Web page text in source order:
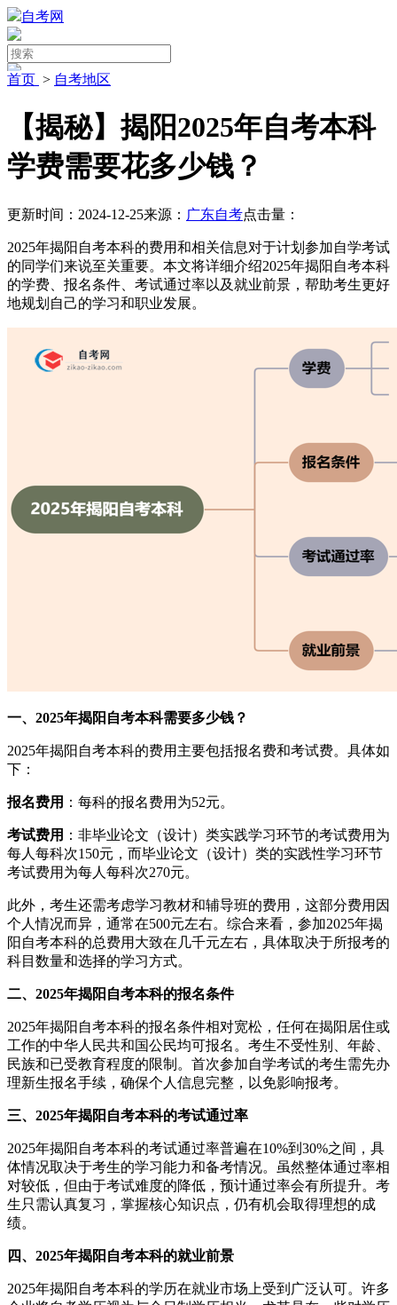
自考网
首页 > 自考地区
【揭秘】揭阳2025年自考本科
学费需要花多少钱？
更新时间：2024-12-25来源： 广东自考点击量：
2025年揭阳自考本科的费用和相关信息对于计划参加自学考试
的同学们来说至关重要。本文将详细介绍2025年揭阳自考本科
的学费、报名条件、考试通过率以及就业前景，帮助考生更好
地规划自己的学习和职业发展。
一、2025年揭阳自考本科需要多少钱？
2025年揭阳自考本科的费用主要包括报名费和考试费。具体如
下：
报名费用 ：每科的报名费用为52元。
考试费用 ：非毕业论文（设计）类实践学习环节的考试费用为
每人每科次150元，而毕业论文（设计）类的实践性学习环节
考试费用为每人每科次270元。
此外，考生还需考虑学习教材和辅导班的费用，这部分费用因
个人情况而异，通常在500元左右。综合来看，参加2025年揭
阳自考本科的总费用大致在几千元左右，具体取决于所报考的
科目数量和选择的学习方式。
二、2025年揭阳自考本科的报名条件
2025年揭阳自考本科的报名条件相对宽松，任何在揭阳居住或
工作的中华人民共和国公民均可报名。考生不受性别、年龄、
民族和已受教育程度的限制。首次参加自学考试的考生需先办
理新生报名手续，确保个人信息完整，以免影响报考。
三、2025年揭阳自考本科的考试通过率
2025年揭阳自考本科的考试通过率普遍在10%到30%之间，具
体情况取决于考生的学习能力和备考情况。虽然整体通过率相
对较低，但由于考试难度的降低，预计通过率会有所提升。考
生只需认真复习，掌握核心知识点，仍有机会取得理想的成
绩。
四、2025年揭阳自考本科的就业前景
2025年揭阳自考本科的学历在就业市场上受到广泛认可。许多